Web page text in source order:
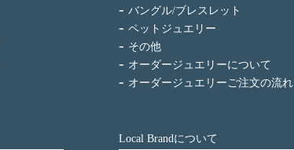
バングル/ブレスレット
ペットジュエリー
その他
オーダージュエリーについて
オーダージュエリーご注文の流れ
Local Brandについて